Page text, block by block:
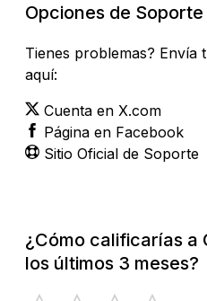
Opciones de
Tienes problemas? Envía
aquí:
Cuenta en X.com
Página en Facebook
Sitio Oficial de Soporte
¿Cómo calificarías a
los últimos 3 meses?